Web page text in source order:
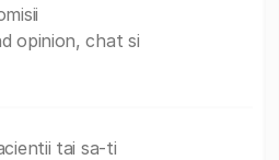
opinion, chat si
tai sa-ti